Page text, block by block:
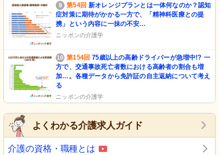
第54回 新オレンジプランとは一体何なのか？認知
症対策に期待がかかる一方で、「精神科医療との提
携」という内容に一抹の不安…
ニッポンの介護学
第154回 75歳以上の高齢ドライバーが急増中!? 一
方で、交通事故死亡者数における高齢者の割合も増
加…。各種データから免許証の自主返納について考え
る
ニッポンの介護学
よくわかる介護求人ガイド
介護の資格・職種とは